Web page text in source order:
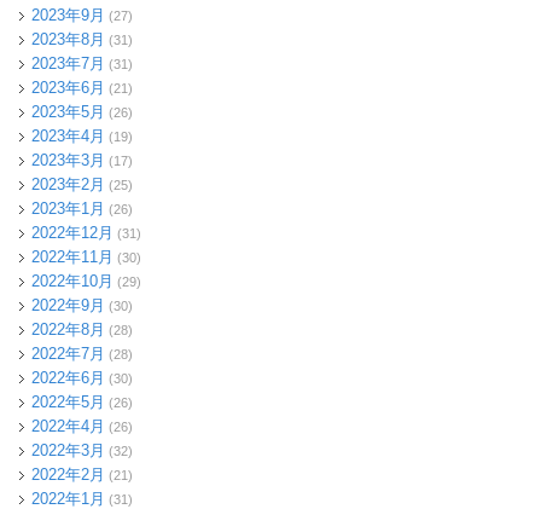
2023年9月 (27)
2023年8月 (31)
2023年7月 (31)
2023年6月 (21)
2023年5月 (26)
2023年4月 (19)
2023年3月 (17)
2023年2月 (25)
2023年1月 (26)
2022年12月 (31)
2022年11月 (30)
2022年10月 (29)
2022年9月 (30)
2022年8月 (28)
2022年7月 (28)
2022年6月 (30)
2022年5月 (26)
2022年4月 (26)
2022年3月 (32)
2022年2月 (21)
2022年1月 (31)